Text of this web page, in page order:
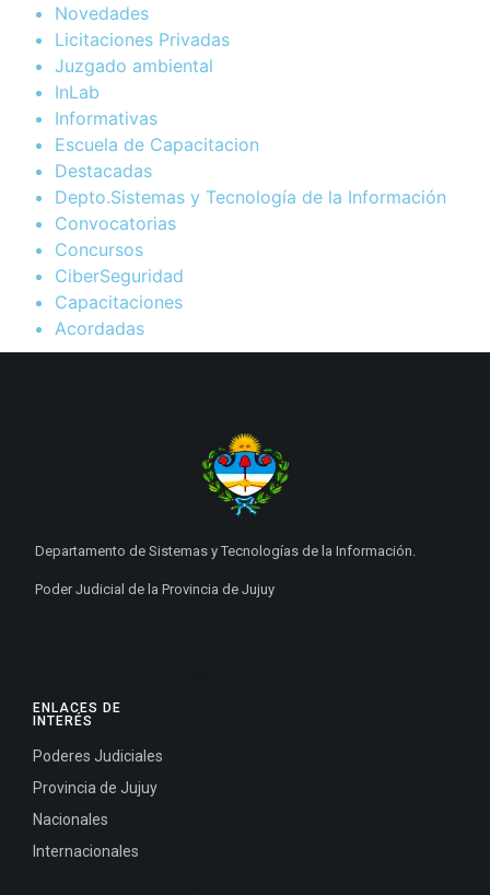
Novedades
Licitaciones Privadas
Juzgado ambiental
InLab
Informativas
Escuela de Capacitacion
Destacadas
Depto.Sistemas y Tecnología de la Información
Convocatorias
Concursos
CiberSeguridad
Capacitaciones
Acordadas
ENLACES DE
INTERÉS
Poderes Judiciales
Provincia de Jujuy
Nacionales
Internacionales
Departamento de Sistemas y Tecnologías de la Información.
Poder Judicial de la Provincia de Jujuy